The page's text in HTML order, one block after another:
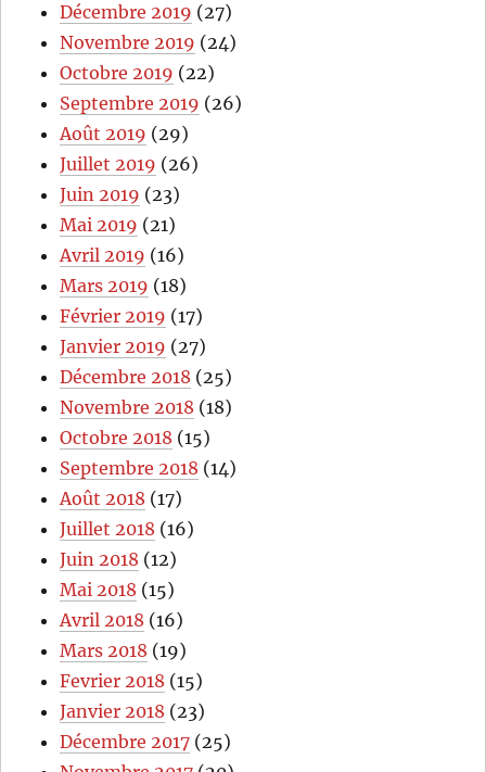
Décembre 2019 (27)
Novembre 2019 (24)
Octobre 2019 (22)
Septembre 2019 (26)
Août 2019 (29)
Juillet 2019 (26)
Juin 2019 (23)
Mai 2019 (21)
Avril 2019 (16)
Mars 2019 (18)
Février 2019 (17)
Janvier 2019 (27)
Décembre 2018 (25)
Novembre 2018 (18)
Octobre 2018 (15)
Septembre 2018 (14)
Août 2018 (17)
Juillet 2018 (16)
Juin 2018 (12)
Mai 2018 (15)
Avril 2018 (16)
Mars 2018 (19)
Fevrier 2018 (15)
Janvier 2018 (23)
Décembre 2017 (25)